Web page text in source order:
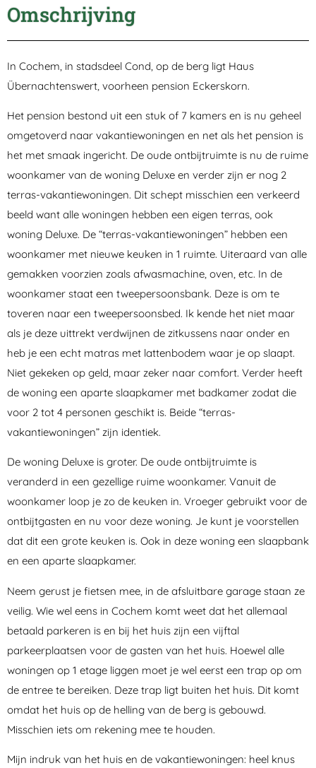
Omschrijving
In Cochem, in stadsdeel Cond, op de berg ligt Haus
Übernachtenswert, voorheen pension Eckerskorn.
Het pension bestond uit een stuk of 7 kamers en is nu geheel
omgetoverd naar vakantiewoningen en net als het pension is
het met smaak ingericht. De oude ontbijtruimte is nu de ruime
woonkamer van de woning Deluxe en verder zijn er nog 2
terras-vakantiewoningen. Dit schept misschien een verkeerd
beeld want alle woningen hebben een eigen terras, ook
woning Deluxe. De “terras-vakantiewoningen” hebben een
woonkamer met nieuwe keuken in 1 ruimte. Uiteraard van alle
gemakken voorzien zoals afwasmachine, oven, etc. In de
woonkamer staat een tweepersoonsbank. Deze is om te
toveren naar een tweepersoonsbed. Ik kende het niet maar
als je deze uittrekt verdwijnen de zitkussens naar onder en
heb je een echt matras met lattenbodem waar je op slaapt.
Niet gekeken op geld, maar zeker naar comfort. Verder heeft
de woning een aparte slaapkamer met badkamer zodat die
voor 2 tot 4 personen geschikt is. Beide “terras-
vakantiewoningen” zijn identiek.
De woning Deluxe is groter. De oude ontbijtruimte is
veranderd in een gezellige ruime woonkamer. Vanuit de
woonkamer loop je zo de keuken in. Vroeger gebruikt voor de
ontbijtgasten en nu voor deze woning. Je kunt je voorstellen
dat dit een grote keuken is. Ook in deze woning een slaapbank
en een aparte slaapkamer.
Neem gerust je fietsen mee, in de afsluitbare garage staan ze
veilig. Wie wel eens in Cochem komt weet dat het allemaal
betaald parkeren is en bij het huis zijn een vijftal
parkeerplaatsen voor de gasten van het huis. Hoewel alle
woningen op 1 etage liggen moet je wel eerst een trap op om
de entree te bereiken. Deze trap ligt buiten het huis. Dit komt
omdat het huis op de helling van de berg is gebouwd.
Misschien iets om rekening mee te houden.
Mijn indruk van het huis en de vakantiewoningen: heel knus